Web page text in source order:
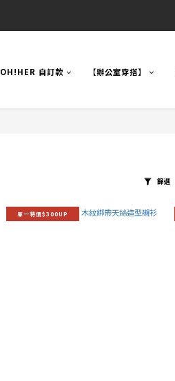
OH!HER 自訂款 【辦公室穿搭】
篩選
單一特價$300UP